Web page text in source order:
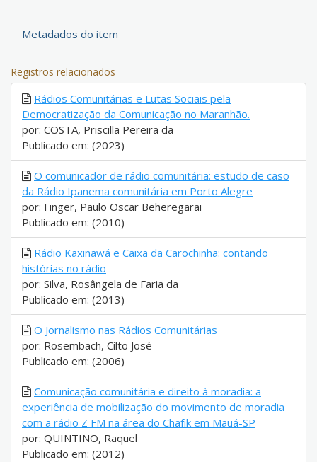
Metadados do item
Registros relacionados
Rádios Comunitárias e Lutas Sociais pela
Democratização da Comunicação no Maranhão.
por: COSTA, Priscilla Pereira da
Publicado em: (2023)
O comunicador de rádio comunitária: estudo de caso
da Rádio Ipanema comunitária em Porto Alegre
por: Finger, Paulo Oscar Beheregarai
Publicado em: (2010)
Rádio Kaxinawá e Caixa da Carochinha: contando
histórias no rádio
por: Silva, Rosângela de Faria da
Publicado em: (2013)
O Jornalismo nas Rádios Comunitárias
por: Rosembach, Cilto José
Publicado em: (2006)
Comunicação comunitária e direito à moradia: a
experiência de mobilização do movimento de moradia
com a rádio Z FM na área do Chafik em Mauá-SP
por: QUINTINO, Raquel
Publicado em: (2012)